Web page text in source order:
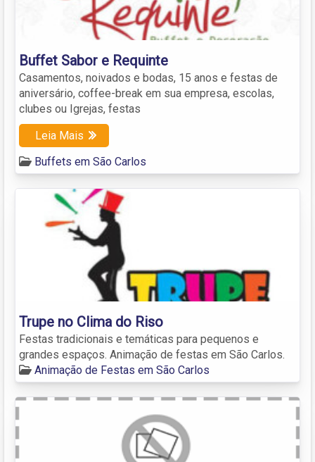
Buffet Sabor e Requinte
Casamentos, noivados e bodas, 15 anos e festas de
aniversário, coffee-break em sua empresa, escolas,
clubes ou Igrejas, festas
Leia Mais
Buffets em São Carlos
Trupe no Clima do Riso
Festas tradicionais e temáticas para pequenos e
grandes espaços. Animação de festas em São Carlos.
Animação de Festas em São Carlos